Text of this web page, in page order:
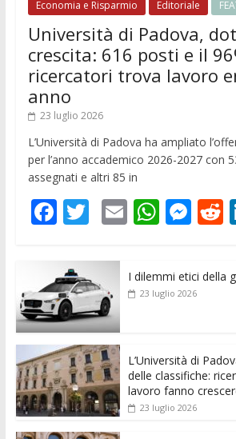
Economia e Risparmio Editoriale
Università di Padova,
crescita: 616 posti e il
ricercatori trova lavoro
anno
23 luglio 2026
L’Università di Padova ha ampliato
per l’anno accademico 2026-2027 con
assegnati e altri 85 in
F
e
b
o
o
k
T
itt
er
E
ai
l
W
s
p
M
ss
e
er
I dilemmi etici della
23 luglio 2026
L’Università di
delle classifiche:
lavoro fanno
23 luglio 2026